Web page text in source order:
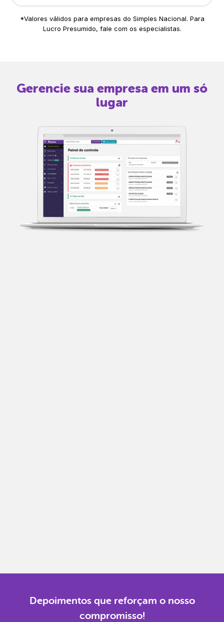
*Valores válidos para empresas do Simples Nacional. Para
Lucro Presumido, fale com os especialistas.
Gerencie sua empresa em um só
lugar
Depoimentos que reforçam o nosso
compromisso!